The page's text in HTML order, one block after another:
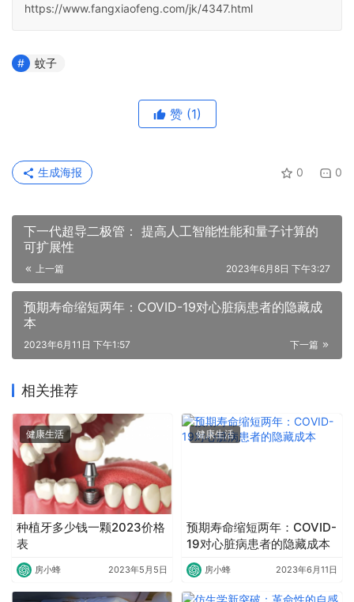
https://www.fangxiaofeng.com/jk/4347.html
蚊子
赞 (1)
0 0
生成海报
下一代超导二极管： 提高人工智能性能和量子计算的
可扩展性
上一篇 2023年6月8日 下午3:27
预期寿命缩短两年：COVID-19对心脏病患者的隐藏成
本
下一篇
2023年6月11日 下午1:57
相关推荐
健康生活
种植牙多少钱一颗2023价格
表
房小蜂 2023年5月5日
健康生活
预期寿命缩短两年：COVID-
19对心脏病患者的隐藏成本
房小蜂 2023年6月11日